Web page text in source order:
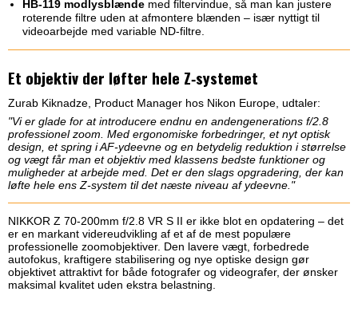
HB-119 modlysblændemed filtervindue, så man kan justere
roterende filtre uden at afmontere blænden – især nyttigt til
videoarbejde med variable ND‑filtre.
Et objektiv der løfter hele Z‑systemet
Zurab Kiknadze, Product Manager hos Nikon Europe, udtaler:
"Vi er glade for at introducere endnu en andengenerations f/2.8
professionel zoom. Med ergonomiske forbedringer, et nyt optisk
design, et spring i AF‑ydeevne og en betydelig reduktion i størrelse
og vægt får man et objektiv med klassens bedste funktioner og
muligheder at arbejde med. Det er den slags opgradering, der kan
løfte hele ens Z‑system til det næste niveau af ydeevne."
NIKKOR Z 70-200mm f/2.8 VR S II er ikke blot en opdatering – det
er en markant videreudvikling af et af de mest populære
professionelle zoomobjektiver. Den lavere vægt, forbedrede
autofokus, kraftigere stabilisering og nye optiske design gør
objektivet attraktivt for både fotografer og videografer, der ønsker
maksimal kvalitet uden ekstra belastning.